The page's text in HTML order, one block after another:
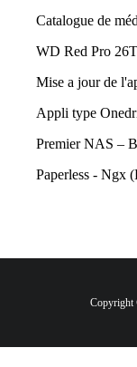
Catalogue de
WD Red Pro
Mise a jour de
Appli type
Premier NAS –
Paperless - Ngx
Copyright